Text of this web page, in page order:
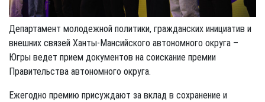
Департамент молодежной политики, гражданских инициатив и
внешних связей Ханты-Мансийского автономного округа –
Югры ведет прием документов на соискание премии
Правительства автономного округа.
Ежегодно премию присуждают за вклад в сохранение и